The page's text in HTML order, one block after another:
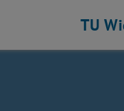
TU